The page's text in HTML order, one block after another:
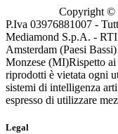
Copyright ©
P.Iva 03976881007 -
Mediamond S.p.A. -
Amsterdam (Paesi
Monzese (MI)Rispetto
riprodotti è vietata ogni
sistemi di intelligenza
espresso di utilizzare
Legal